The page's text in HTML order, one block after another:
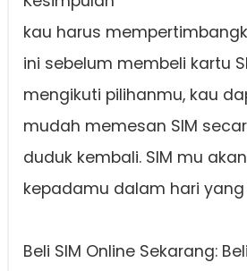
kau harus
ini sebelum membeli kartu
mengikuti pilihanmu, kau
mudah memesan SIM
duduk kembali. SIM mu
kepadamu dalam hari
Beli SIM Online Sekarang: